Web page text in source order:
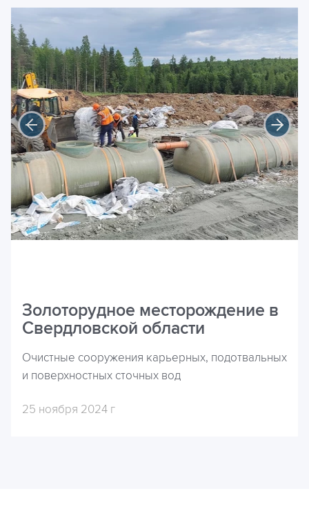
Золоторудное месторождение в
Свердловской области
Очистные сооружения карьерных, подотвальных
и поверхностных сточных вод
25 ноября 2024 г